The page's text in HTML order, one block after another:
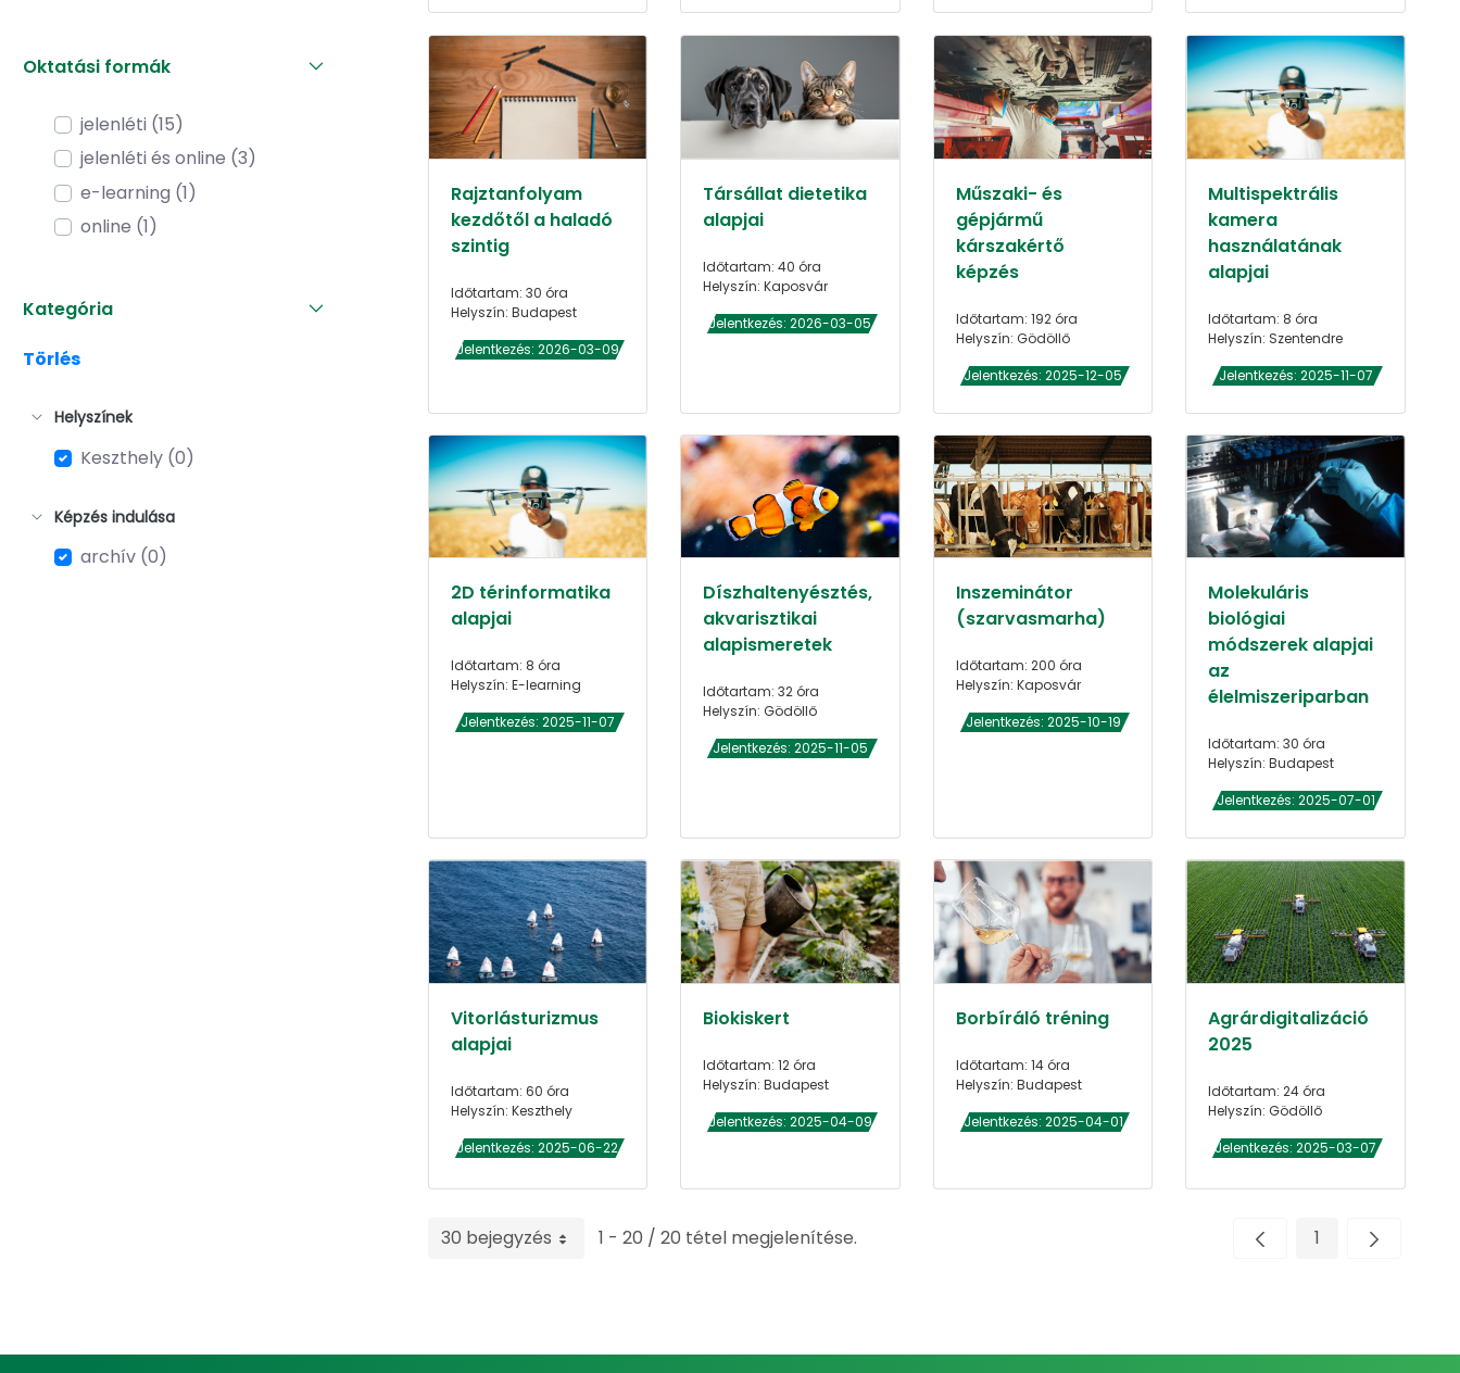
Oktatási formák
jelenléti (15)
jelenléti és online (3)
e-learning (1)
online (1)
Kategória
Törlés
Helyszínek
Keszthely (0)
Képzés indulása
archív (0)
Rajztanfolyam
kezdőtől a haladó
szintig
Időtartam: 30 óra
Helyszín: Budapest
Jelentkezés: 2026-03-09
Társállat dietetika
alapjai
Időtartam: 40 óra
Helyszín: Kaposvár
Jelentkezés: 2026-03-05
Műszaki- és
gépjármű
kárszakértő
képzés
Időtartam: 192 óra
Helyszín: Gödöllő
Jelentkezés: 2025-12-05
Multispektrális
kamera
használatának
alapjai
Időtartam: 8 óra
Helyszín: Szentendre
Jelentkezés: 2025-11-07
2D térinformatika
alapjai
Időtartam: 8 óra
Helyszín: E-learning
Jelentkezés: 2025-11-07
Díszhaltenyésztés,
akvarisztikai
alapismeretek
Időtartam: 32 óra
Helyszín: Gödöllő
Jelentkezés: 2025-11-05
Inszeminátor
(szarvasmarha)
Időtartam: 200 óra
Helyszín: Kaposvár
Jelentkezés: 2025-10-19
Molekuláris
biológiai
módszerek alapjai
az
élelmiszeriparban
Időtartam: 30 óra
Helyszín: Budapest
Jelentkezés: 2025-07-01
Vitorlásturizmus
alapjai
Időtartam: 60 óra
Helyszín: Keszthely
Jelentkezés: 2025-06-22
Biokiskert
Időtartam: 12 óra
Helyszín: Budapest
Jelentkezés: 2025-04-09
Borbíráló tréning
Időtartam: 14 óra
Helyszín: Budapest
Jelentkezés: 2025-04-01
Agrárdigitalizáció
2025
Időtartam: 24 óra
Helyszín: Gödöllő
Jelentkezés: 2025-03-07
30 bejegyzés 1 - 20 / 20 tétel megjelenítése. Oldal
1